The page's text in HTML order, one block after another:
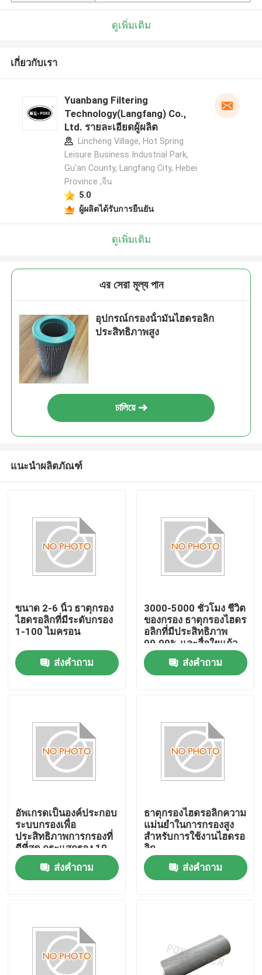
บ้าน
สินค้า
เกี่ยวกับเรา
ทัวร์โรงงาน
ควบคุมคุณภาพ
ขอใบเสนอราคา
ไส้กรองน้ำมัน
ไส้กรองน้ำมันเชื้อเพลิง
ดูเพิ่มเติม
เกี่ยวกับเรา
Yuanbang Filtering
Technology(Langfang) Co.,
Ltd. รายละเอียดผู้ผลิต
Lincheng Village, Hot Spring
Leisure Business Industrial Park,
Gu'an County, Langfang City, Hebei
Province ,จีน
5.0
ผู้ผลิตได้รับการยืนยัน
ดูเพิ่มเติม
এর সেরা মূল্য পান
อุปกรณ์กรองน้ํามันไฮดรอลิก
ประสิทธิภาพสูง
চালিয়ে
แนะนำผลิตภัณฑ์
ขนาด 2-6 นิ้ว ธาตุกรอง
ไฮดรอลิกที่มีระดับกรอง
1-100 ไมครอน
ส่งคำถาม
3000-5000 ชั่วโมง ชีวิต
ของกรอง ธาตุกรองไฮดร
อลิกที่มีประสิทธิภาพ
99.99% และสื่อใยแก้ว
ส่งคำถาม
อัพเกรดเป็นองค์ประกอบ
ระบบกรองเพื่อ
ประสิทธิภาพการกรองที่
ดีที่สุด กระแสกรอง 10-
100 ลิตร/นาที
ประสิทธิภาพกรอง
99.99%
ส่งคำถาม
ธาตุกรองไฮดรอลิกความ
แม่นยําในการกรองสูง
สําหรับการใช้งานไฮดรอ
ลิก
ส่งคำถาม